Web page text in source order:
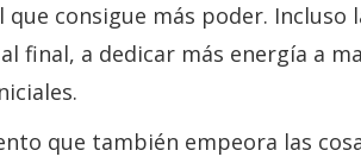
que consigue más poder.
final, a dedicar más energía a
que también empeora las